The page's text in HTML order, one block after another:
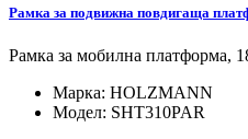
Рамка за подвижна повдигаща
Рамка за мобилна платформа,
Марка: HOLZMANN
Модел: SHT310PAR